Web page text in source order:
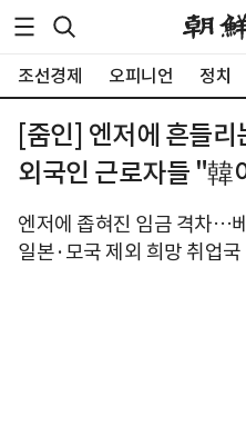
조선경제 오피니언 정치
[줌인] 엔저에 흔들
외국인 근로자들 "韓
엔저에 좁혀진 임금 격차…
일본·모국 제외 희망 취업국